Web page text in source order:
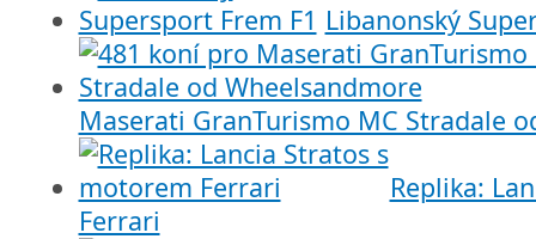
Libanonský
Maserati GranTurismo MC Stradale
Replika:
Ferrari